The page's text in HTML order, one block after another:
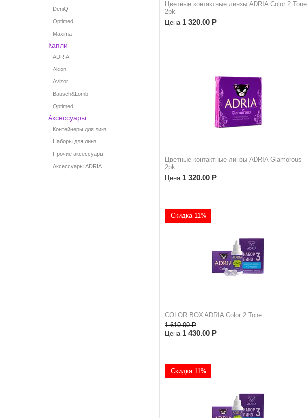
DeniQ
Optimed
Maxima
Капли
ADRIA
Alcon
Avizor
Bausch&Lomb
Optimed
Аксессуары
Контейнеры для линз
Наборы для линз
Прочие аксессуары
Аксессуары ADRIA
Цветные контактные линзы ADRIA Color 2 Tone
2pk
Цена 1 320.00 Р
Цветные контактные линзы ADRIA Glamorous
2pk
Цена 1 320.00 Р
Скидка 11%
COLOR BOX ADRIA Color 2 Tone
1 610.00 Р
Цена 1 430.00 Р
Скидка 11%